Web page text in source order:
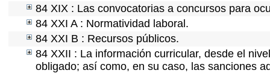
84 XIX : Las convocatorias a concursos para
84 XXI A : Normatividad laboral.
84 XXI B : Recursos públicos.
84 XXII : La información curricular, desde el
obligado; así como, en su caso, las sanciones